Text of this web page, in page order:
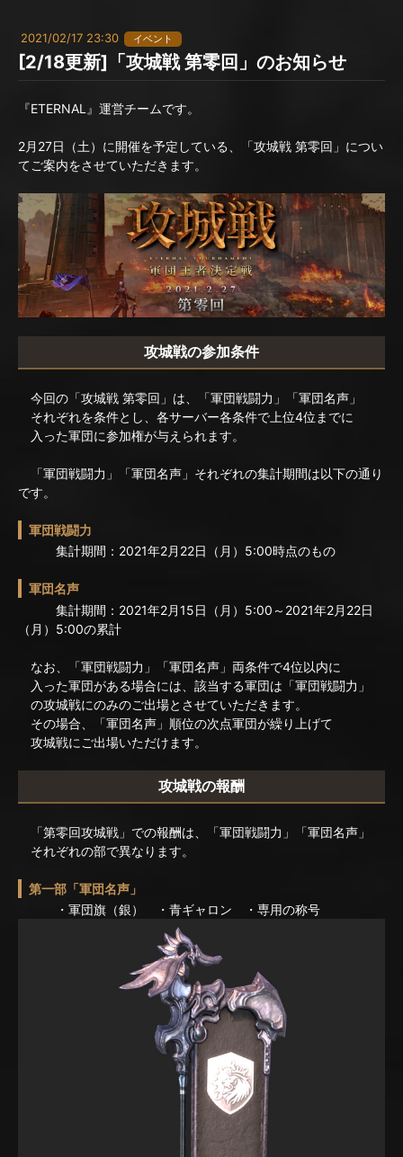
2021/02/17 23:30 イベント
[2/18更新]「攻城戦 第零回」のお知らせ
『ETERNAL』運営チームです。
2月27日（土）に開催を予定している、「攻城戦 第零回」につい
てご案内をさせていただきます。
攻城戦の参加条件
今回の「攻城戦 第零回」は、「軍団戦闘力」「軍団名声」
それぞれを条件とし、各サーバー各条件で上位4位までに
入った軍団に参加権が与えられます。
「軍団戦闘力」「軍団名声」それぞれの集計期間は以下の通り
です。
軍団戦闘力
集計期間：2021年2月22日（月）5:00時点のもの
軍団名声
集計期間：2021年2月15日（月）5:00～2021年2月22日
（月）5:00の累計
なお、「軍団戦闘力」「軍団名声」両条件で4位以内に
入った軍団がある場合には、該当する軍団は「軍団戦闘力」
の攻城戦にのみのご出場とさせていただきます。
その場合、「軍団名声」順位の次点軍団が繰り上げて
攻城戦にご出場いただけます。
攻城戦の報酬
「第零回攻城戦」での報酬は、「軍団戦闘力」「軍団名声」
それぞれの部で異なります。
第一部「軍団名声」
・軍団旗（銀） ・青ギャロン ・専用の称号